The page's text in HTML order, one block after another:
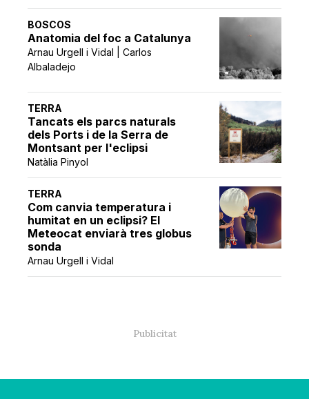
BOSCOS
Anatomia del foc a Catalunya
Arnau Urgell i Vidal | Carlos
Albaladejo
TERRA
Tancats els parcs naturals
dels Ports i de la Serra de
Montsant per l'eclipsi
Natàlia Pinyol
TERRA
Com canvia temperatura i
humitat en un eclipsi? El
Meteocat enviarà tres globus
sonda
Arnau Urgell i Vidal